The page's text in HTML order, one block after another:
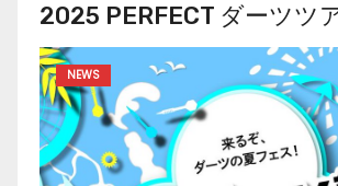
2025 PERFECT ダーツツ
NEWS